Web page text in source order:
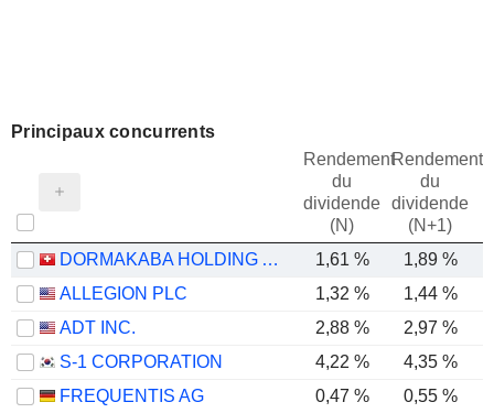
Principaux concurrents
Rendement
du
dividende
(N)
Rendement
du
dividende
(N+1)
DORMAKABA HOLDING AG 1,61 % 1,89 %
ALLEGION PLC
1,32 % 1,44 %
ADT INC.
2,88 %
2,97 %
S-1 CORPORATION
4,22 % 4,35 %
FREQUENTIS AG
0,47 % 0,55 %